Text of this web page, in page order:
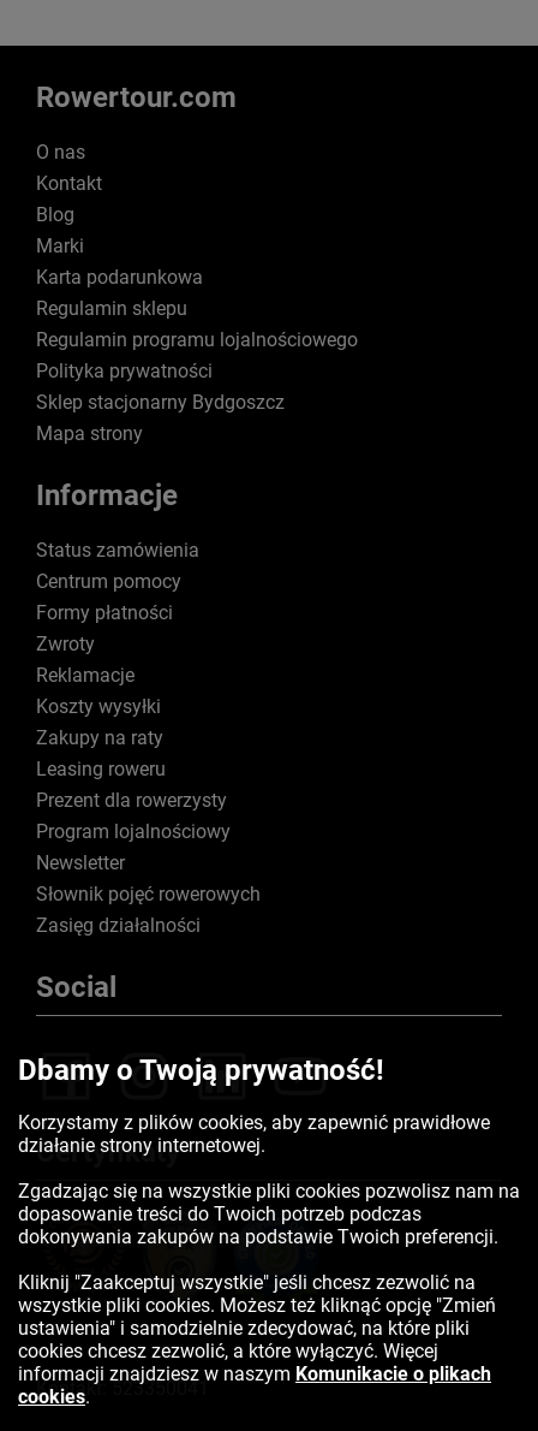
Rowertour.com
O nas
Kontakt
Blog
Marki
Karta podarunkowa
Regulamin sklepu
Regulamin programu lojalnościowego
Polityka prywatności
Sklep stacjonarny Bydgoszcz
Mapa strony
Informacje
Status zamówienia
Centrum pomocy
Formy płatności
Zwroty
Reklamacje
Koszty wysyłki
Zakupy na raty
Leasing roweru
Prezent dla rowerzysty
Program lojalnościowy
Newsletter
Słownik pojęć rowerowych
Zasięg działalności
Social
Certyfikaty
Kontakt:523350041
Dbamy o Twoją prywatność!
Korzystamy z plików cookies, aby zapewnić prawidłowe
działanie strony internetowej.
Zgadzając się na wszystkie pliki cookies pozwolisz nam na
dopasowanie treści do Twoich potrzeb podczas
dokonywania zakupów na podstawie Twoich preferencji.
Kliknij "Zaakceptuj wszystkie" jeśli chcesz zezwolić na
wszystkie pliki cookies. Możesz też kliknąć opcję "Zmień
ustawienia" i samodzielnie zdecydować, na które pliki
cookies chcesz zezwolić, a które wyłączyć. Więcej
informacji znajdziesz w naszym Komunikacie o plikach
cookies.